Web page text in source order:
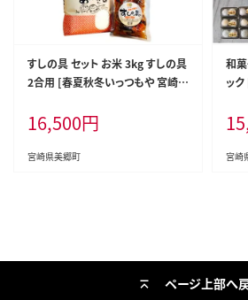
すしの具 セット お米 3kg すしの具
2合用 [春夏秋冬いっつもや 宮崎県
るだけ 白米 宮崎県産 送料無料 寿
司 おかず ちらし寿司 乾燥しいたけ
椎茸
16,500円
宮崎県美郷町
和
ッ
菓
ス
料無
宮崎
ページ上部へ